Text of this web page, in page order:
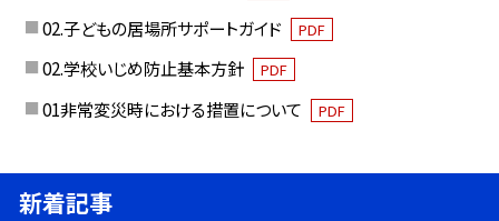
02.子どもの居場所サポートガイド PDF
02.学校いじめ防止基本方針 PDF
01非常変災時における措置について PDF
新着記事